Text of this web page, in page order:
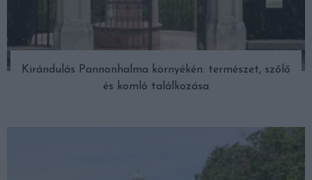
Kirándulás Pannonhalma környékén: természet, szőlő
és komló találkozása